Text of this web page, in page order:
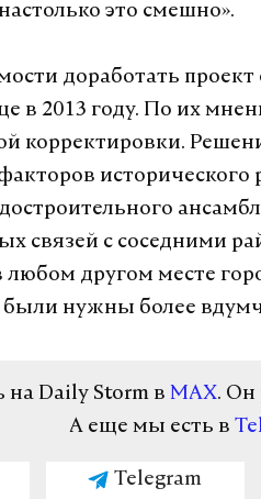
это смешно».
доработать
в 2013 году. По их
корректировки.
исторического
связей с соседними
любом другом месте
были нужны более
Daily Storm в MAX. Он
А еще мы есть в
Telegram